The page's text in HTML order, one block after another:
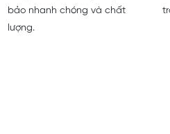
đúng khu vực và dịch vụ, đảm
bảo nhanh chóng và chất